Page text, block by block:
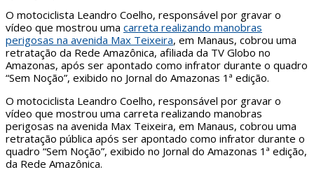
O motociclista Leandro Coelho, responsável por gravar o
vídeo que mostrou uma carreta realizando manobras
perigosas na avenida Max Teixeira, em Manaus, cobrou uma
retratação da Rede Amazônica, afiliada da TV Globo no
Amazonas, após ser apontado como infrator durante o quadro
“Sem Noção”, exibido no Jornal do Amazonas 1ª edição.
O motociclista Leandro Coelho, responsável por gravar o
vídeo que mostrou uma carreta realizando manobras
perigosas na avenida Max Teixeira, em Manaus, cobrou uma
retratação pública após ser apontado como infrator durante o
quadro “Sem Noção”, exibido no Jornal do Amazonas 1ª edição,
da Rede Amazônica.